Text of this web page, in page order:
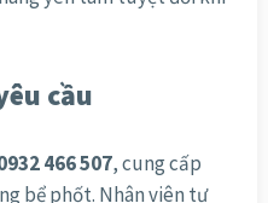
cầu
466 507, cung cấp
bể phốt. Nhân viên tư